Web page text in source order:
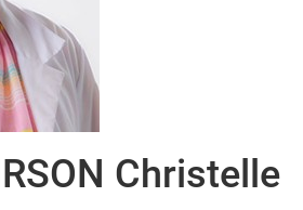
Christelle